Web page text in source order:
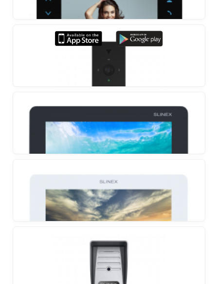
Domofon z przekazywaniem połączeń na smartfon
Domofon z ultracienką obudową i wbudowanym
zasilaczem
Panel IP, który przekazuje połączenie na smartfon
bez konieczności podłączania monitora
Kompaktowy wideodomofon w niepowtarzalnych
kolorach